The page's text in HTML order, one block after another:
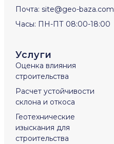
Услуги
Оценка влияния
строительства
Расчет устойчивости
склона и откоса
Геотехнические
изыскания для
строительства
Почта: site@geo-baza.com
Часы: ПН-ПТ 08:00-18:00